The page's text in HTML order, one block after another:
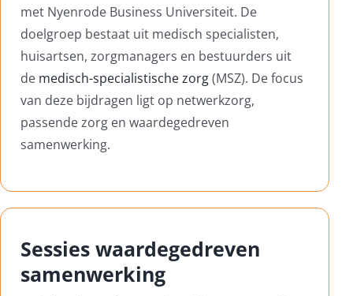
met Nyenrode Business Universiteit. De
doelgroep bestaat uit medisch specialisten,
huisartsen, zorgmanagers en bestuurders uit
de medisch-specialistische zorg(MSZ). De focus
van deze bijdragen ligt op netwerkzorg,
passende zorg en waardegedreven
samenwerking.
Sessies waardegedreven
samenwerking